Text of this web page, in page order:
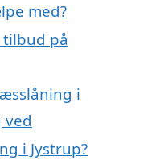
med?
på
i
ved
i Jystrup?